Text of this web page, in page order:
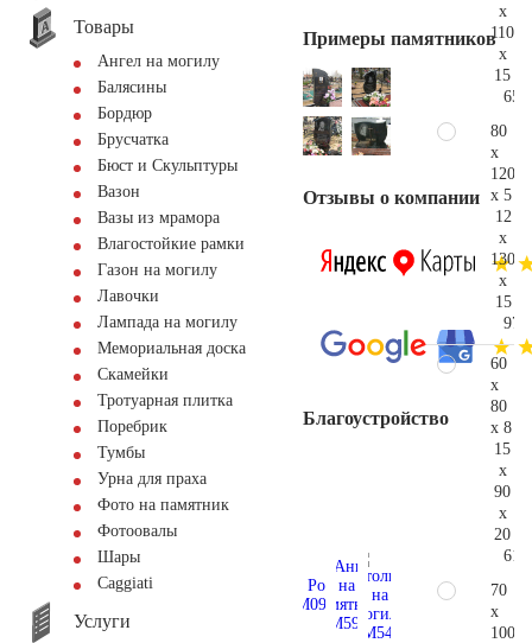
Товары
Ангел на могилу
Балясины
Бордюр
Брусчатка
Бюст и Скульптуры
Вазон
Вазы из мрамора
Влагостойкие рамки
Газон на могилу
Лавочки
Лампада на могилу
Мемориальная доска
Скамейки
Тротуарная плитка
Поребрик
Тумбы
Урна для праха
Фото на памятник
Фотоовалы
Шары
Сaggiati
Услуги
Примеры памятников
Отзывы о компании
Благоустройство
x
110
x
15
80
x
120
x 5
12
x
130
x
15
60
x
80
x 8
15
x
90
x
20
70
x
100